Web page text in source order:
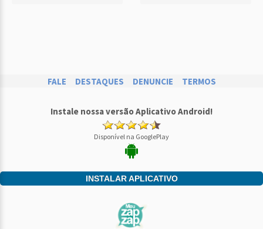
FALE DESTAQUES DENUNCIE TERMOS
Instale nossa versão Aplicativo Android!
Disponível na GooglePlay
INSTALAR APLICATIVO